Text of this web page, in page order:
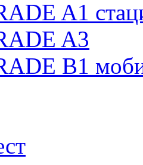
A1
A3
B1